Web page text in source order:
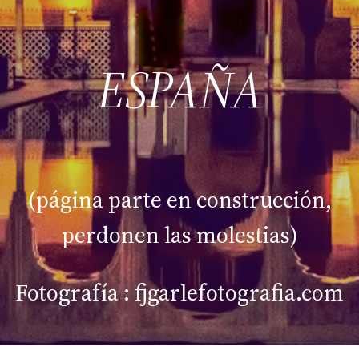
ESPAÑA
(página parte en construcción,
perdonen las molestias)
Fotografía : fjgarlefotografia.com